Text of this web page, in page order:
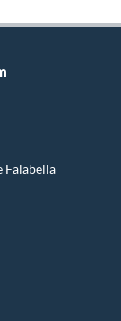
Falabella